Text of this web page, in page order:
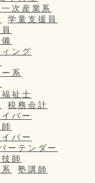
次産業系
学童支援員
ング
系
祉士
税務会計
バー
バー
ーテンダー
師
塾講師